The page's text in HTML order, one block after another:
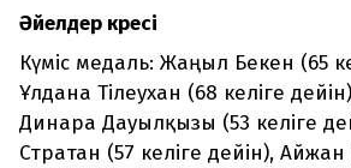
Әйелдер күресі
Күміс медаль: Жаңыл Бекен (65
Ұлдана Тілеухан (68 келіге
Динара Дауылқызы (53 келіге
Стратан (57 келіге дейін),